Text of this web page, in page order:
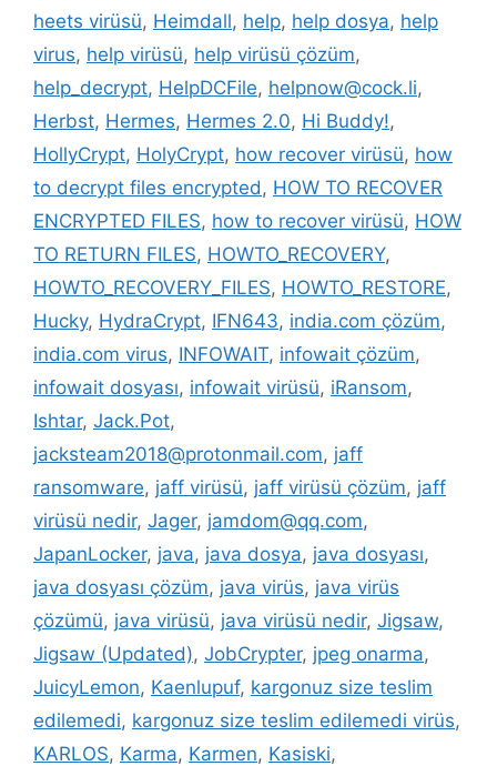
heets virüsü, Heimdall, help, help dosya, help
virus, help virüsü, help virüsü çözüm,
help_decrypt, HelpDCFile, helpnow@cock.li,
Herbst, Hermes, Hermes 2.0, Hi Buddy!,
HollyCrypt, HolyCrypt, how recover virüsü, how
to decrypt files encrypted, HOW TO RECOVER
ENCRYPTED FILES, how to recover virüsü, HOW
TO RETURN FILES, HOWTO_RECOVERY,
HOWTO_RECOVERY_FILES, HOWTO_RESTORE,
Hucky, HydraCrypt, IFN643, india.com çözüm,
india.com virus, INFOWAIT, infowait çözüm,
infowait dosyası, infowait virüsü, iRansom,
Ishtar, Jack.Pot,
jacksteam2018@protonmail.com, jaff
ransomware, jaff virüsü, jaff virüsü çözüm, jaff
virüsü nedir, Jager, jamdom@qq.com,
JapanLocker, java, java dosya, java dosyası,
java dosyası çözüm, java virüs, java virüs
çözümü, java virüsü, java virüsü nedir, Jigsaw,
Jigsaw (Updated), JobCrypter, jpeg onarma,
JuicyLemon, Kaenlupuf, kargonuz size teslim
edilemedi, kargonuz size teslim edilemedi virüs,
KARLOS, Karma, Karmen, Kasiski,